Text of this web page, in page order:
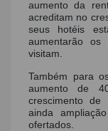
aumento da
acreditam no
seus hotéis
aumentarão
visitam.
Também para
aumento de
crescimento
ainda
ofertados.